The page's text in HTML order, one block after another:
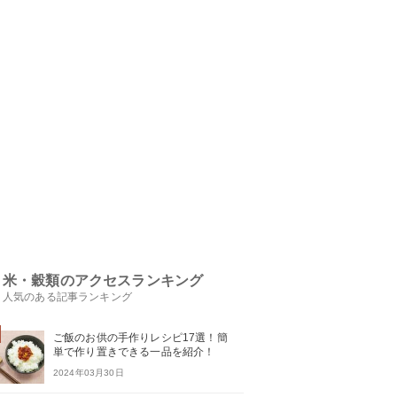
米・穀類のアクセスランキング
人気のある記事ランキング
ご飯のお供の手作りレシピ17選！簡
単で作り置きできる一品を紹介！
2024年03月30日